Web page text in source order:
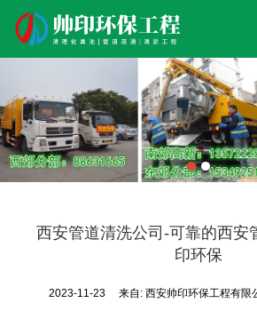
污泥工程 清淤检测
西安管道清洗公司-可靠的西安
印环保
2023-11-23 来自:西安帅印环保工程有限